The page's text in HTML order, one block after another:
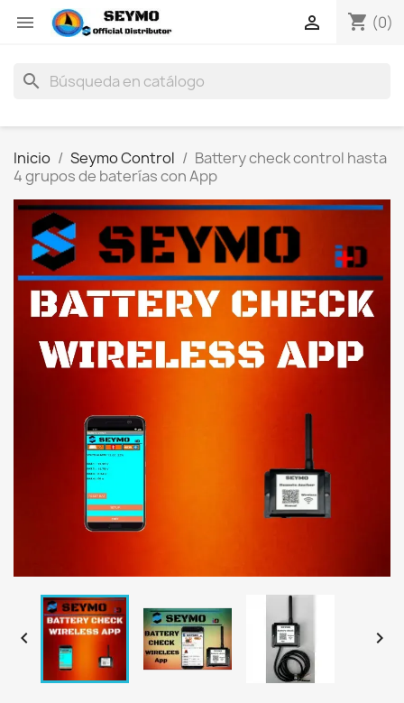
 shopping_cart (0)

search
Inicio Seymo Control
Battery check control hasta
4 grupos de baterías con App
 